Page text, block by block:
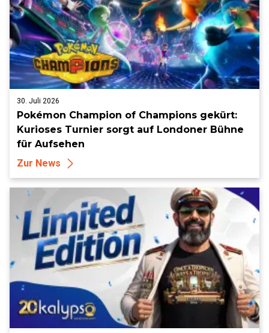
30. Juli 2026
Pokémon Champion of Champions gekürt:
Kurioses Turnier sorgt auf Londoner Bühne
für Aufsehen
Zur News